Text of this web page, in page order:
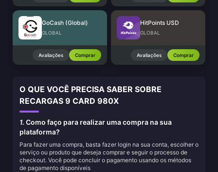
GoCash (Global)
GLOBAL
Avaliações Comprar
HitPoints USD
GLOBAL
Avaliações Comprar
O QUE VOCÊ PRECISA SABER SOBRE
RECARGAS 9 CARD 980X
1. Como faço para realizar uma compra na sua
plataforma?
Para fazer uma compra, basta fazer login na sua conta, escolher o
serviço ou produto que deseja comprar e seguir o processo de
checkout. Você pode concluir o pagamento usando os métodos
de pagamento disponíveis